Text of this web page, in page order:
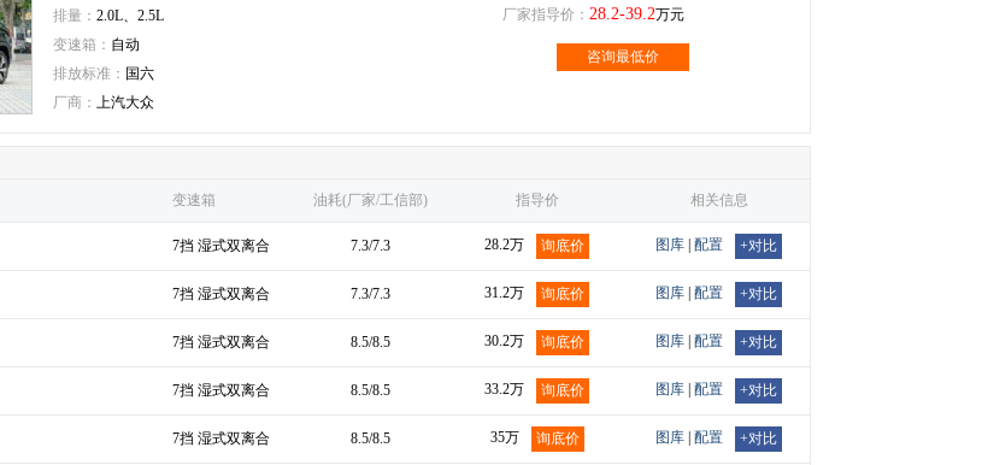
排量： 2.0L、2.5L
变速箱： 自动
排放标准： 国六
厂商： 上汽大众
厂家指导价： 28.2-39.2万元
咨询最低价
变速箱 油耗(厂家/工信部) 指导价 相关信息
7挡 湿式双离合 7.3/7.3 28.2万 询底价 图库 配置 +对比
7挡 湿式双离合 7.3/7.3 31.2万 询底价 图库 配置 +对比
7挡 湿式双离合 8.5/8.5 30.2万 询底价 图库 配置 +对比
7挡 湿式双离合 8.5/8.5 33.2万 询底价 图库 配置 +对比
7挡 湿式双离合 8.5/8.5 35万 询底价 图库 配置 +对比